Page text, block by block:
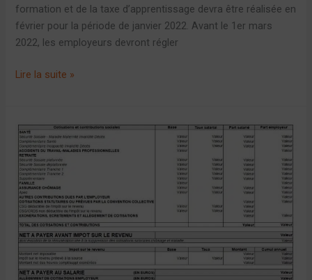
formation et de la taxe d’apprentissage devra être réalisée en
février pour la période de janvier 2022. Avant le 1er mars
2022, les employeurs devront régler
Lire la suite »
Votre
bulletin
à
compter
de
Janvier
2022